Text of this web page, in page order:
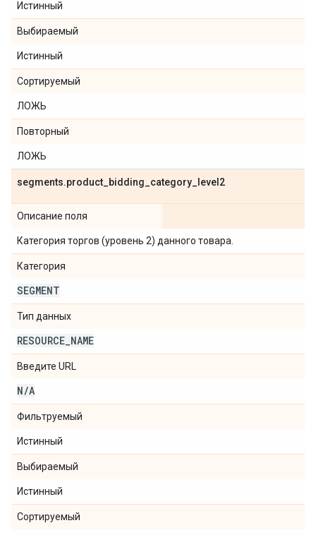
Истинный
Выбираемый
Истинный
Сортируемый
ЛОЖЬ
Повторный
ЛОЖЬ
segments.product bidding category level2
Описание поля
Категория торгов (уровень 2) данного товара.
Категория
SEGMENT
Тип данных
RESOURCE NAME
Введите URL
N/A
Фильтруемый
Истинный
Выбираемый
Истинный
Сортируемый